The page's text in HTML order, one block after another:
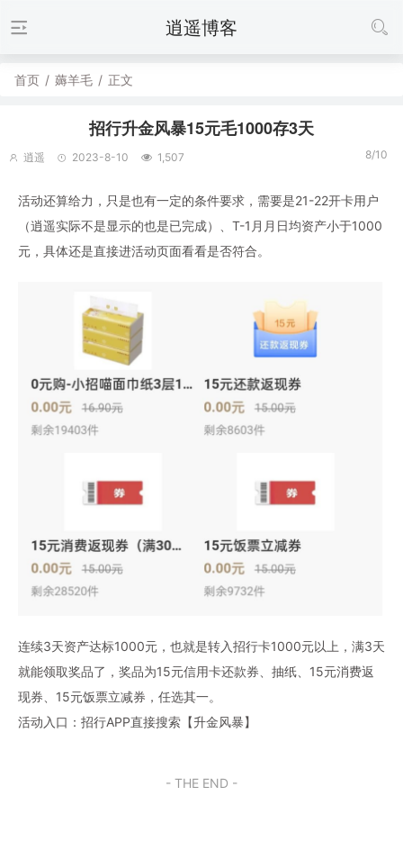
逍遥博客
首页 / 薅羊毛 / 正文
招行升金风暴15元毛1000存3天
逍遥 2023-8-10 1,507 8/10
活动还算给力，只是也有一定的条件要求，需要是21-22开卡用户
（逍遥实际不是显示的也是已完成）、T-1月月日均资产小于1000
元，具体还是直接进活动页面看看是否符合。
连续3天资产达标1000元，也就是转入招行卡1000元以上，满3天
就能领取奖品了，奖品为15元信用卡还款券、抽纸、15元消费返
现券、15元饭票立减券，任选其一。
活动入口：招行APP直接搜索【升金风暴】
- THE END -